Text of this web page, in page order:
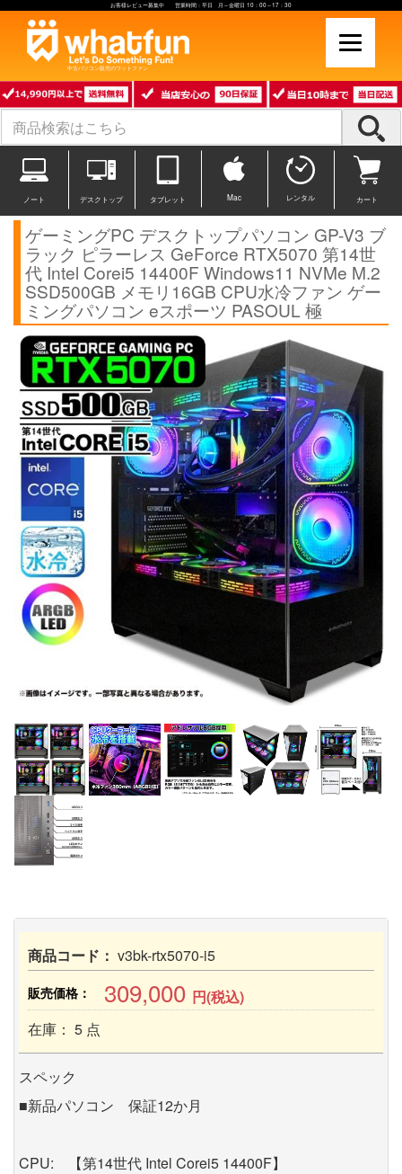
お客様レビュー募集中 営業時間：平日 月～金曜日 10：00～17：30
中古パソコン販売のワットファン
ノート デスクトップ タブレット Mac レンタル カート
ゲーミングPC デスクトップパソコン GP-V3 ブ
ラック ピラーレス GeForce RTX5070 第14世
代 Intel Corei5 14400F Windows11 NVMe M.2
SSD500GB メモリ16GB CPU水冷ファン ゲー
ミングパソコン eスポーツ PASOUL 極
商品コード： v3bk-rtx5070-i5
販売価格： 309,000 円(税込)
在庫： 5 点
スペック
■新品パソコン 保証12か月
CPU: 【第14世代 Intel Corei5 14400F】